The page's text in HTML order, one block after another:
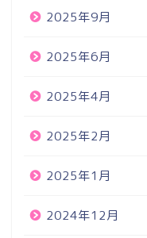
2025年9月
2025年6月
2025年4月
2025年2月
2025年1月
2024年12月